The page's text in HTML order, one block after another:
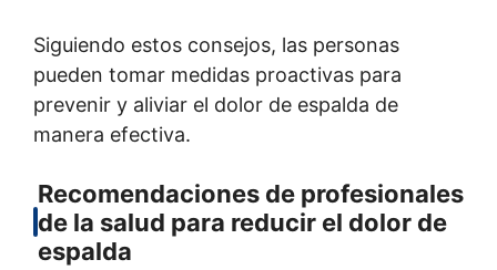
Siguiendo estos consejos, las personas
pueden tomar medidas proactivas para
prevenir y aliviar el dolor de espalda de
manera efectiva.
Recomendaciones de profesionales
de la salud para reducir el dolor de
espalda